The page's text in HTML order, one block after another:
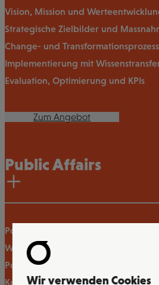
Vision, Mission und
Strategische Zielbilder und
Change- und
Implementierung mit
Evaluation, Optimierung und KPIs
Zum Angebot
Public Affairs
Politische Strategieberatung
Wahl- und Abstimmungskampagnen
Polit- und Issue-Monitoring
Kommunikationskampagnen
Wir verwenden Cookies